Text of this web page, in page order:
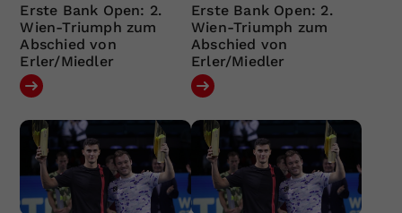
Erste Bank Open: 2.
Wien-Triumph zum
Abschied von
Erler/Miedler
Erste Bank Open: 2.
Wien-Triumph zum
Abschied von
Erler/Miedler